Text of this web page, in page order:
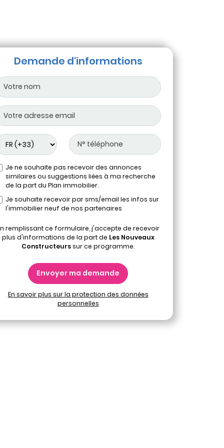
Demande d'informations
Je ne souhaite pas recevoir des annonces
similaires ou suggestions liées à ma recherche
de la part du Plan immobilier.
Je souhaite recevoir par sms/email les infos sur
l'immobilier neuf de nos partenaires
remplissant ce formulaire, j'accepte de recevoir
plus d'informations de la part de Les Nouveaux
Constructeurs sur ce programme.
Envoyer ma demande
En savoir plus sur la protection des données
personnelles